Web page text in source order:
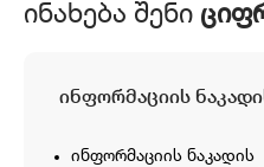
ინახება შენი
ინფორმაციის
ინფორმაციის ნაკადის